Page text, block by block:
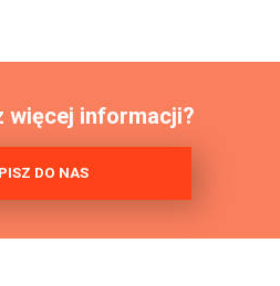
więcej informacji?
DO NAS